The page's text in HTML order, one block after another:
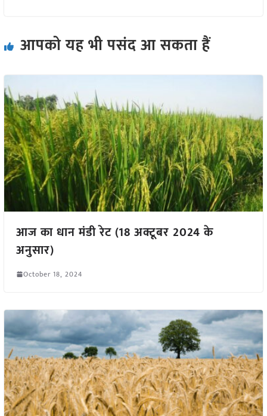
आपको यह भी पसंद आ सकता हैं
आज का धान मंडी रेट (18 अक्टूबर 2024 के
अनुसार)
October 18, 2024